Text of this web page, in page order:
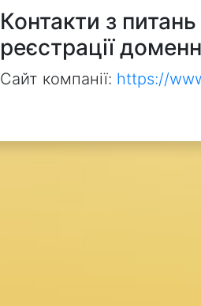
Контакти з
реєстрації
Сайт компанії: https://